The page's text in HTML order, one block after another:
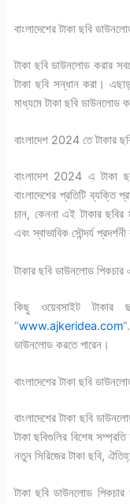
বাংলাদেশের টাকা ছবি
টাকা ছবি ডাউনলোড করার
টাকা ছবি সন্ধান করা।
মাধ্যমে টাকা ছবি ডাউনলোড
বাংলাদেশ 2024 তে টাকার
বাংলাদেশ 2024 এ টাকা
বাংলাদেশের প্রতিটি
চান, কেননা এই টাকার
এবং স্বাভাবিক সৌন্দর্য
টাকার ছবি ডাউনলোড
কিছু ওয়েবসাইট টাকার
“www.ajkeridea.com
ডাউনলোড করতে পারেন।
বাংলাদেশের টাকা ছবি
বাংলাদেশের টাকা ছবি
টাকা ছবিগুলির বিশেষ
নতুন সিরিজের টাকা ছবি,
টাকা ছবি ডাউনলোড